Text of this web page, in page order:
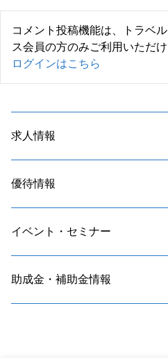
コメント投稿機能は、トラベ
ス会員の方のみご利用いただけ
ログインはこちら
求人情報
優待情報
イベント・セミナー
助成金・補助金情報